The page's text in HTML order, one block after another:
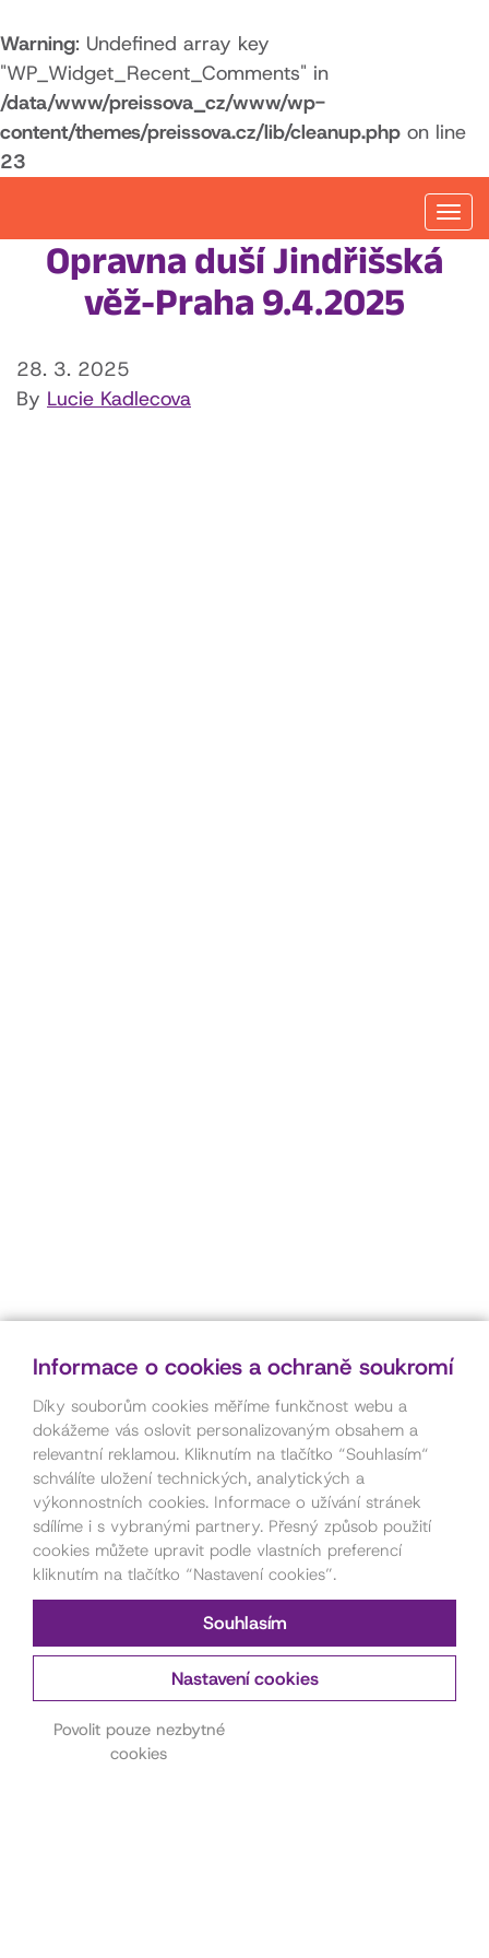
Warning: Undefined array key
"WP_Widget_Recent_Comments" in
/data/www/preissova_cz/www/wp-
content/themes/preissova.cz/lib/cleanup.php on line
23
Opravna duší Jindřišská
věž-Praha 9.4.2025
28. 3. 2025
By Lucie Kadlecova
Kontakt pro pořadatele
akcí
Informace o cookies a ochraně soukromí
Díky souborům cookies měříme funkčnost webu a
dokážeme vás oslovit personalizovaným obsahem a
relevantní reklamou. Kliknutím na tlačítko “Souhlasím“
schválíte uložení technických, analytických a
výkonnostních cookies. Informace o užívání stránek
sdílíme i s vybranými partnery. Přesný způsob použití
cookies můžete upravit podle vlastních preferencí
kliknutím na tlačítko “Nastavení cookies”.
Souhlasím
Nastavení cookies
Povolit pouze nezbytné
cookies